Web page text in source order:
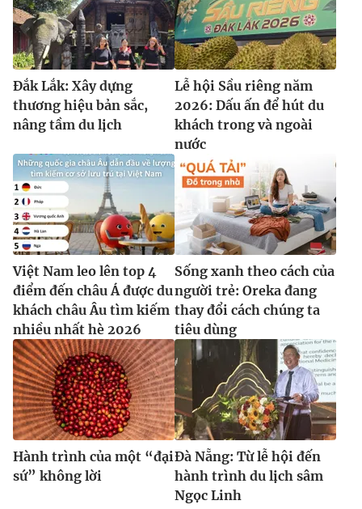
Đắk Lắk: Xây dựng
thương hiệu bản sắc,
nâng tầm du lịch
Lễ hội Sầu riêng năm
2026: Dấu ấn để hút du
khách trong và ngoài
nước
Việt Nam leo lên top 4
điểm đến châu Á được du
khách châu Âu tìm kiếm
nhiều nhất hè 2026
Sống xanh theo cách của
người trẻ: Oreka đang
thay đổi cách chúng ta
tiêu dùng
Hành trình của một “đại
sứ” không lời
Đà Nẵng: Từ lễ hội đến
hành trình du lịch sâm
Ngọc Linh